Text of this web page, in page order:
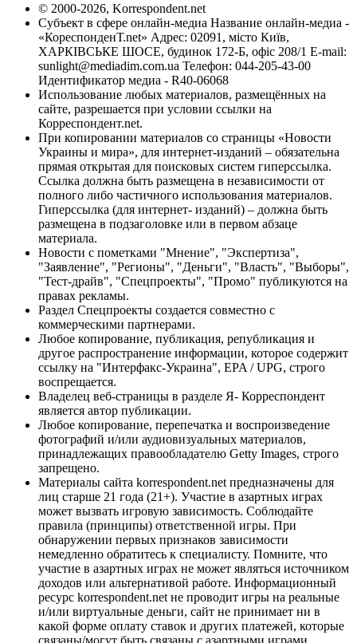
© 2000-2026, Korrespondent.net
Субъект в сфере онлайн-медиа Название онлайн-медиа -
«КореспонденТ.net» Адрес: 02091, місто Київ,
ХАРКІВСЬКЕ ШОСЕ, будинок 172-Б, офіс 208/1 E-mail:
sunlight@mediadim.com.ua Телефон: 044-205-43-00
Идентификатор медиа - R40-06068
Использование любых материалов, размещённых на
сайте, разрешается при условии ссылки на
Корреспондент.net.
При копировании материалов со страницы «Новости
Украины и мира», для интернет-изданий – обязательна
прямая открытая для поисковых систем гиперссылка.
Ссылка должна быть размещена в независимости от
полного либо частичного использования материалов.
Гиперссылка (для интернет- изданий) – должна быть
размещена в подзаголовке или в первом абзаце
материала.
Новости с пометками "Мнение", "Экспертиза",
"Заявление", "Регионы", "Деньги", "Власть", "Выборы",
"Тест-драйв", "Спецпроекты", "Промо" публикуются на
правах рекламы.
Раздел Спецпроекты создается совместно с
коммерческими партнерами.
Любое копирование, публикация, републикация и
другое распространение информации, которое содержит
ссылку на "Интерфакс-Украина", EPA / UPG, строго
воспрещается.
Владелец веб-страницы в разделе Я- Корреспондент
является автор публикации.
Любое копирование, перепечатка и воспроизведение
фотографий и/или аудиовизуальных материалов,
принадлежащих правообладателю Getty Images, строго
запрещено.
Материалы сайта korrespondent.net предназначены для
лиц старше 21 года (21+). Участие в азартных играх
может вызвать игровую зависимость. Соблюдайте
правила (принципы) ответственной игры. При
обнаружении первых признаков зависимости
немедленно обратитесь к специалисту. Помните, что
участие в азартных играх не может являться источником
доходов или альтернативой работе. Информационный
ресурс korrespondent.net не проводит игры на реальные
и/или виртуальные деньги, сайт не принимает ни в
какой форме оплату ставок и других платежей, которые
связаны/могут быть связаны с азартными играми,